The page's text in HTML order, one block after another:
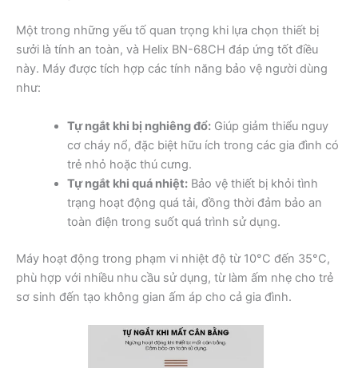
Một trong những yếu tố quan trọng khi lựa chọn thiết bị
sưởi là tính an toàn, và Helix BN-68CH đáp ứng tốt điều
này. Máy được tích hợp các tính năng bảo vệ người dùng
như:
Tự ngắt khi bị nghiêng đổ:Giúp giảm thiểu nguy
cơ cháy nổ, đặc biệt hữu ích trong các gia đình có
trẻ nhỏ hoặc thú cưng.
Tự ngắt khi quá nhiệt:Bảo vệ thiết bị khỏi tình
trạng hoạt động quá tải, đồng thời đảm bảo an
toàn điện trong suốt quá trình sử dụng.
Máy hoạt động trong phạm vi nhiệt độ từ 10°C đến 35°C,
phù hợp với nhiều nhu cầu sử dụng, từ làm ấm nhẹ cho trẻ
sơ sinh đến tạo không gian ấm áp cho cả gia đình.